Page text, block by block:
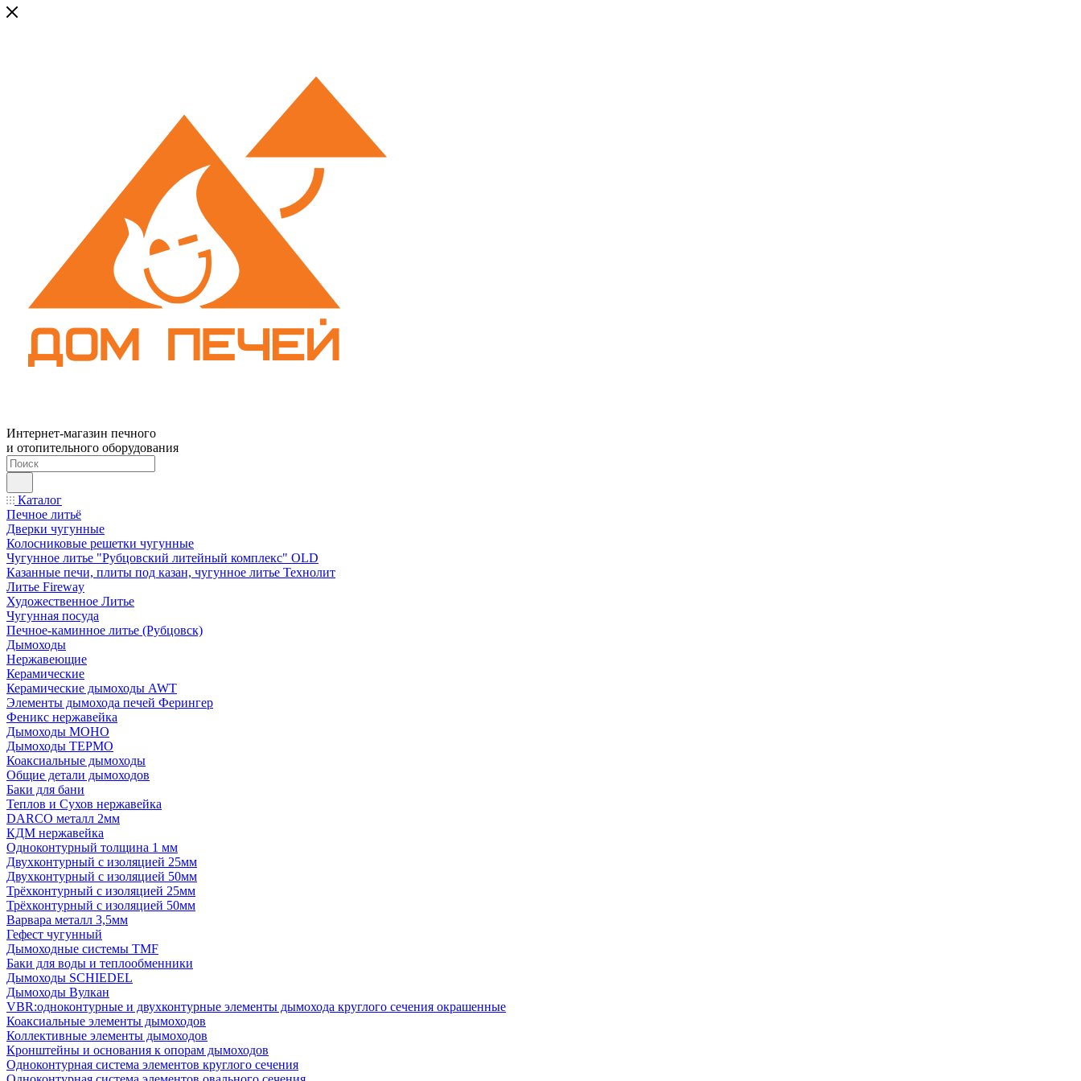
Интернет-магазин печного
и отопительного оборудования
Каталог
Печное литьё
Дверки чугунные
Колосниковые решетки чугунные
Чугунное литье "Рубцовский литейный комплекс" OLD
Казанные печи, плиты под казан, чугунное литье Технолит
Литье Fireway
Художественное Литье
Чугунная посуда
Печное-каминное литье (Рубцовск)
Дымоходы
Нержавеющие
Керамические
Керамические дымоходы AWT
Элементы дымохода печей Ферингер
Феникс нержавейка
Дымоходы МОНО
Дымоходы ТЕРМО
Коаксиальные дымоходы
Общие детали дымоходов
Баки для бани
Теплов и Сухов нержавейка
DARCO металл 2мм
КДМ нержавейка
Одноконтурный толщина 1 мм
Двухконтурный с изоляцией 25мм
Двухконтурный с изоляцией 50мм
Трёхконтурный с изоляцией 25мм
Трёхконтурный с изоляцией 50мм
Варвара металл 3,5мм
Гефест чугунный
Дымоходные системы TMF
Баки для воды и теплообменники
Дымоходы SCHIEDEL
Дымоходы Вулкан
VBR:одноконтурные и двухконтурные элементы дымохода круглого сечения окрашенные
Коаксиальные элементы дымоходов
Коллективные элементы дымоходов
Кронштейны и основания к опорам дымоходов
Одноконтурная система элементов круглого сечения